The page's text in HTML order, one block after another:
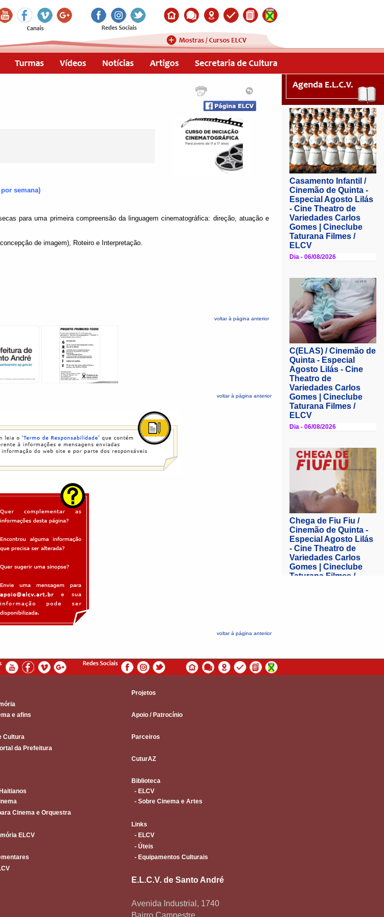
semana)
para uma primeira compreensão da linguagem cinematográfica: direção, atuação e
de imagem), Roteiro e Interpretação.
voltar à página anterior
voltar à página anterior
voltar à página anterior
Projetos
e afins
Apoio / Patrocínio
Cultura
Parceiros
da Prefeitura
CuturAZ
Biblioteca
- ELCV
- Sobre Cinema e Artes
Cinema e Orquestra
Links
ELCV
- ELCV
- Úteis
- Equipamentos Culturais
E.L.C.V. de Santo André
Avenida Industrial, 1740
Bairro Campestre